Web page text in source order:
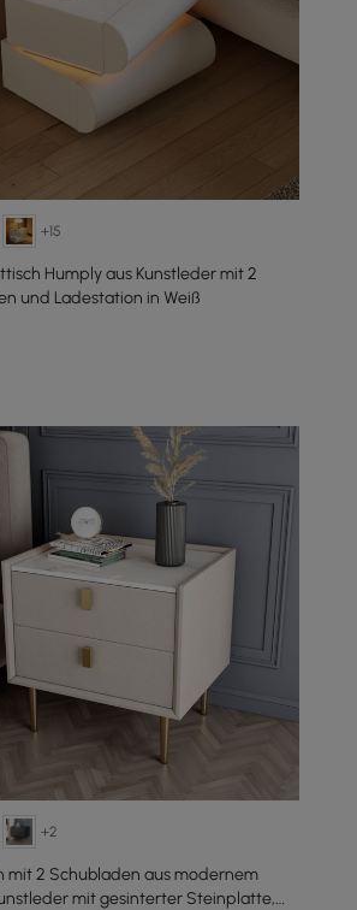
+15
Humply aus Kunstleder mit 2
und Ladestation in Weiß
+2
mit 2 Schubladen aus modernem
mit gesinterter Steinplatte,